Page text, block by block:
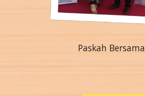
Paskah Bersama